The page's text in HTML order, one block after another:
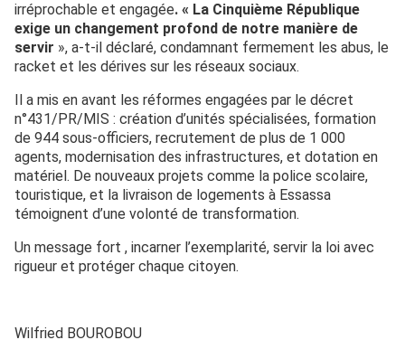
irréprochable et engagée. « La Cinquième République
exige un changement profond de notre manière de
servir », a-t-il déclaré, condamnant fermement les abus, le
racket et les dérives sur les réseaux sociaux.
Il a mis en avant les réformes engagées par le décret
n°431/PR/MIS : création d’unités spécialisées, formation
de 944 sous-officiers, recrutement de plus de 1 000
agents, modernisation des infrastructures, et dotation en
matériel. De nouveaux projets comme la police scolaire,
touristique, et la livraison de logements à Essassa
témoignent d’une volonté de transformation.
Un message fort , incarner l’exemplarité, servir la loi avec
rigueur et protéger chaque citoyen.
Wilfried BOUROBOU